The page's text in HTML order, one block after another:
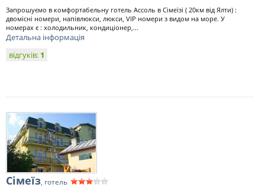
Запрошуємо в комфортабельну готель Ассоль в Сімеїзі ( 20км від Ялти) :
двомісні номери, напівлюкси, люкси, VIP номери з видом на море. У
номерах є : холодильник, кондиціонер,...
Детальна інформація
відгуків: 1
Сімеїз, готель